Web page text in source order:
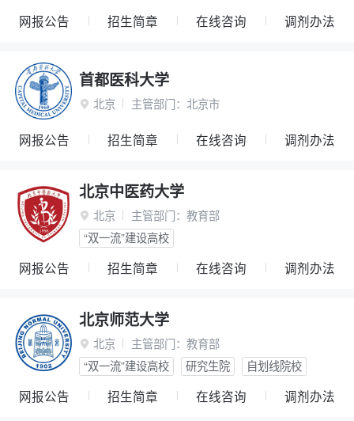
网报公告 招生简章 在线咨询 调剂办法
首都医科大学
 北京 主管部门： 北京市
网报公告 招生简章 在线咨询 调剂办法
北京中医药大学
 北京 主管部门： 教育部
“双一流”建设高校
网报公告 招生简章 在线咨询 调剂办法
北京师范大学
 北京 主管部门： 教育部
“双一流”建设高校
研究生院 自划线院校
网报公告 招生简章 在线咨询 调剂办法